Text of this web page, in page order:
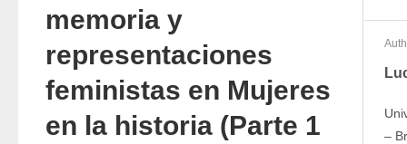
memoria y
representaciones
feministas en Mujeres
en la historia (Parte 1
–